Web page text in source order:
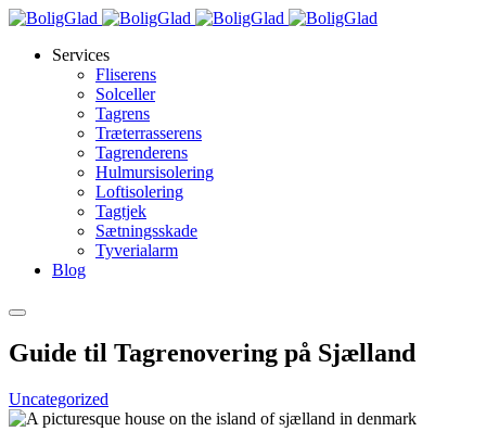
Services
Fliserens
Solceller
Tagrens
Træterrasserens
Tagrenderens
Hulmursisolering
Loftisolering
Tagtjek
Sætningsskade
Tyverialarm
Blog
Guide til Tagrenovering på Sjælland
Uncategorized